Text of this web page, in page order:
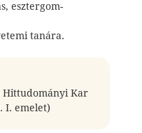
esztergom-
tanára.
Hittudományi Kar
I. emelet)